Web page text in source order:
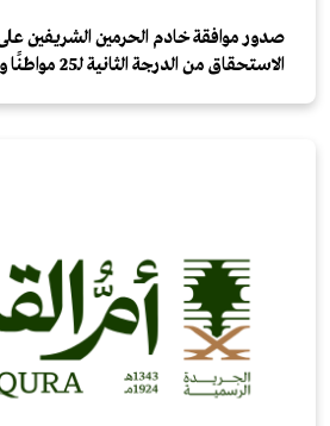
صدور موافقة خادم الحرمين الشريفين
الاستحقاق من الدرجة الثانية لـ25 مواطنًا ومقيمًا لتبرعهم بالدم